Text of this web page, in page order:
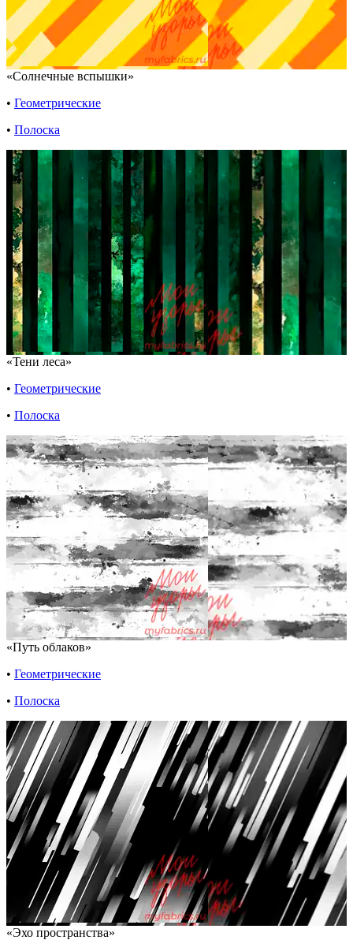
«Солнечные вспышки»
• Геометрические
• Полоска
«Тени леса»
• Геометрические
• Полоска
«Путь облаков»
• Геометрические
• Полоска
«Эхо пространства»